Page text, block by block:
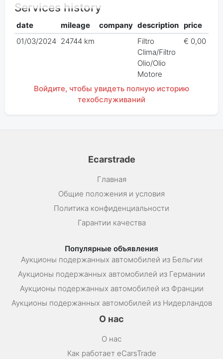
Services history
date mileage company description price
01/03/2024 24744 km
Filtro
Clima/Filtro
Olio/Olio
Motore
€ 0,00
Войдите, чтобы увидеть полную историю
техобслуживаний
Ecarstrade
Главная
Общие положения и условия
Политика конфиденциальности
Гарантии качества
Популярные объявления
Аукционы подержанных автомобилей из Бельгии
Аукционы подержанных автомобилей из Германии
Аукционы подержанных автомобилей из Франции
Аукционы подержанных автомобилей из Нидерландов
О нас
О нас
Как работает eCarsTrade